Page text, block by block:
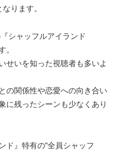
ります。
シャッフルアイランド
。
せいを知った視聴者も多いよ
の関係性や恋愛への向き合い
に残ったシーンも少なくあり
ド』特有の“全員シャッフ